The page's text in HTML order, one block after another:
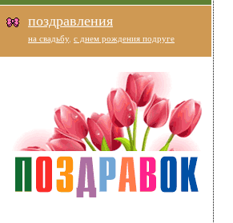
поздравления
на свадьбу, с днем рождения подруге